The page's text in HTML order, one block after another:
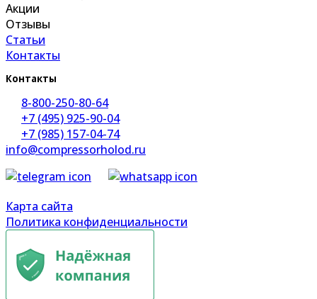
Акции
Отзывы
Статьи
Контакты
Контакты
8-800-250-80-64
+7 (495) 925-90-04
+7 (985) 157-04-74
info@compressorholod.ru
Карта сайта
Политика конфиденциальности